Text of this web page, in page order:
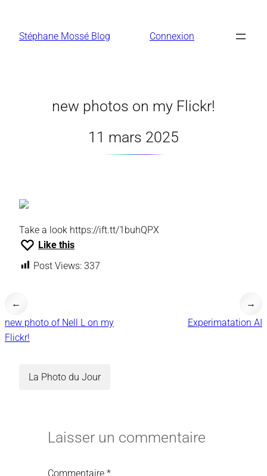
contenu
Stéphane Mossé Blog Connexion
new photos on my Flickr!
11 mars 2025
Take a look https://ift.tt/1buhQPX
Like this
Post Views: 337
←
new photo of Nell L on my
Flickr!
Experimatation AI
→
La Photo du Jour
Laisser un commentaire
Commentaire *